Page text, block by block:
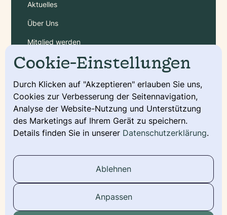
Aktuelles
Über Uns
Mitglied werden
Gebühren
Service
Deckmeldung
Urkunde beantragen
Wurfmeldung
Social Media
Cookie-Einstellungen
Durch Klicken auf "Akzeptieren" erlauben Sie uns,
Cookies zur Verbesserung der Seitennavigation,
Analyse der Website-Nutzung und Unterstützung
des Marketings auf Ihrem Gerät zu speichern.
Details finden Sie in unserer Datenschutzerklärung.
Ablehnen
Anpassen